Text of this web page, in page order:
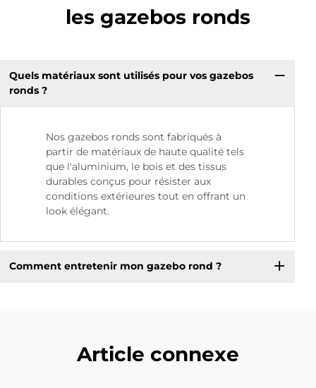
les gazebos ronds
Quels matériaux sont utilisés pour vos gazebos
ronds ?
Nos gazebos ronds sont fabriqués à
partir de matériaux de haute qualité tels
que l'aluminium, le bois et des tissus
durables conçus pour résister aux
conditions extérieures tout en offrant un
look élégant.
Comment entretenir mon gazebo rond ?
Article connexe